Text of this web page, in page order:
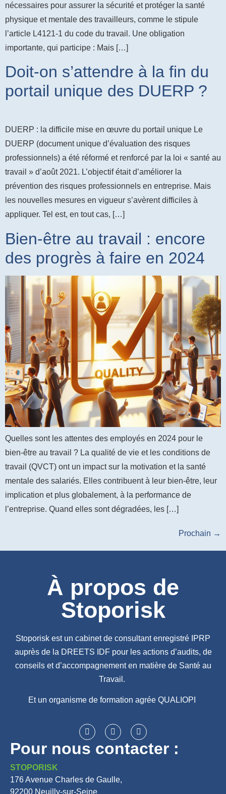
nécessaires pour assurer la sécurité et protéger la santé
physique et mentale des travailleurs, comme le stipule
l’article L4121-1 du code du travail. Une obligation
importante, qui participe : Mais […]
Doit-on s’attendre à la fin du
portail unique des DUERP ?
DUERP : la difficile mise en œuvre du portail unique Le
DUERP (document unique d’évaluation des risques
professionnels) a été réformé et renforcé par la loi « santé au
travail » d’août 2021. L’objectif était d’améliorer la
prévention des risques professionnels en entreprise. Mais
les nouvelles mesures en vigueur s’avèrent difficiles à
appliquer. Tel est, en tout cas, […]
Bien-être au travail : encore
des progrès à faire en 2024
Quelles sont les attentes des employés en 2024 pour le
bien-être au travail ? La qualité de vie et les conditions de
travail (QVCT) ont un impact sur la motivation et la santé
mentale des salariés. Elles contribuent à leur bien-être, leur
implication et plus globalement, à la performance de
l’entreprise. Quand elles sont dégradées, les […]
Prochain →
À propos de
Stoporisk
Stoporisk est un cabinet de consultant enregistré IPRP
auprès de la DREETS IDF pour les actions d’audits, de
conseils et d’accompagnement en matière de Santé au
Travail.
Et un organisme de formation agrée QUALIOPI
Pour nous contacter :
STOPORISK
176 Avenue Charles de Gaulle,
92200 Neuilly-sur-Seine